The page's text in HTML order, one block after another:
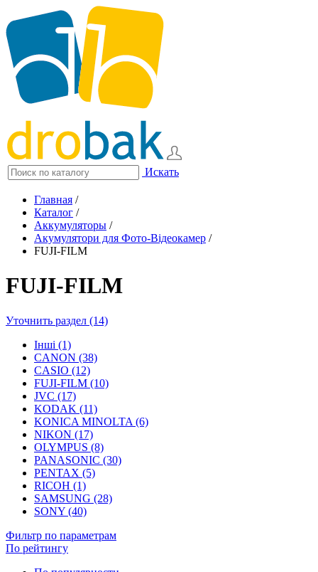
Искать
Главная /
Каталог /
Аккумуляторы /
Акумулятори для Фото-Відеокамер /
FUJI-FILM
FUJI-FILM
Уточнить раздел (14)
Інші (1)
CANON (38)
CASIO (12)
FUJI-FILM (10)
JVC (17)
KODAK (11)
KONICA MINOLTA (6)
NIKON (17)
OLYMPUS (8)
PANASONIC (30)
PENTAX (5)
RICOH (1)
SAMSUNG (28)
SONY (40)
Фильтр по параметрам
По рейтингу